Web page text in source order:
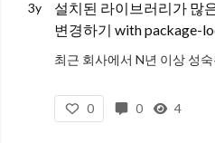
3y
설치된 라이브러리가 많
변경하기 with package-
그렇다고 라이
0 0 4